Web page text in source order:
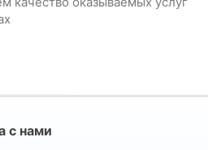
с нами